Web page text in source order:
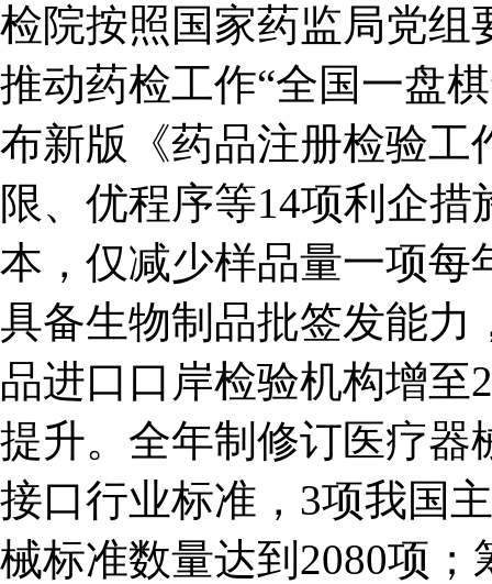
检院按照国家药监局党组
推动药检工作“全国一盘
布新版《药品注册检验工
限、优程序等14项利企
本，仅减少样品量一项每
具备生物制品批签发能力
品进口口岸检验机构增至
提升。全年制修订医疗器
接口行业标准，3项我国
械标准数量达到2080项